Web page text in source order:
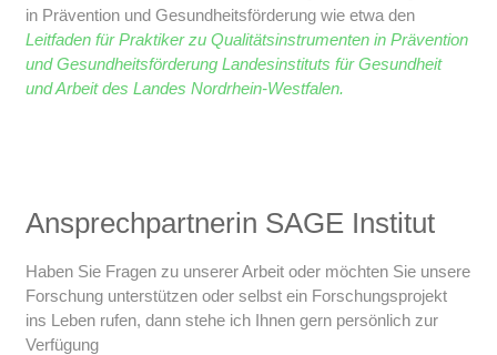
in Prävention und Gesundheitsförderung wie etwa den
Leitfaden für Praktiker zu Qualitätsinstrumenten in Prävention
und Gesundheitsförderung Landesinstituts für Gesundheit
und Arbeit des Landes Nordrhein-Westfalen.
Ansprechpartnerin SAGE Institut
Haben Sie Fragen zu unserer Arbeit oder möchten Sie unsere
Forschung unterstützen oder selbst ein Forschungsprojekt
ins Leben rufen, dann stehe ich Ihnen gern persönlich zur
Verfügung